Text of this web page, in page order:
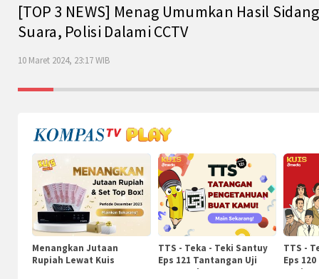
[TOP 3 NEWS] Menag Umumkan Hasil
Suara, Polisi Dalami CCTV
10 Maret 2024, 23:17 WIB
Menangkan Jutaan
Rupiah Lewat Kuis
TTS - Teka - Teki Santuy
Eps 121 Tantangan Uji
Pengetahuan
TTS -
Eps